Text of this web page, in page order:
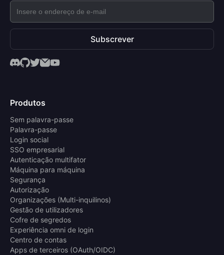
Subscrever
Produtos
Sem palavra-passe
Palavra-passe
Login social
SSO empresarial
Autenticação multifator
Máquina para máquina
Segurança
Autorização
Organizações (Multi-inquilinos)
Gestão de utilizadores
Cofre de segredos
Experiência omni de login
Centro de contas
Apps de terceiros (OAuth/OIDC)